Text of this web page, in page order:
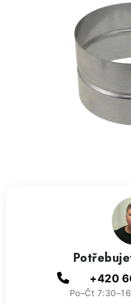
ÚPRAVA VZDUCHU
ODVLHČOVAČE
ZVLHČOVAČE VZDUCHU
Reference a zkušenosti
Kontakty
+420
Po–Čt